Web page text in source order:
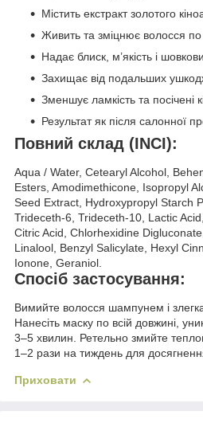
Містить екстракт золотого
Живить та зміцнює волосся по
Надає блиск, м’якість і
Захищає від подальших
Зменшує ламкість та посічені
Результат як після салонної
Повний склад (INCI):
Aqua / Water, Cetearyl Alcohol,
Esters, Amodimethicone, Isopropyl
Seed Extract, Hydroxypropyl Starch
Trideceth-6, Trideceth-10, Lactic
Citric Acid, Chlorhexidine
Linalool, Benzyl Salicylate, Hexyl
Ionone, Geraniol.
Спосіб застосування:
Вимийте волосся шампунем і
Нанесіть маску по всій довжині,
3–5 хвилин. Ретельно змийте
1–2 рази на тиждень для
Приховати